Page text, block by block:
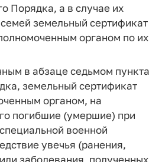
Порядка, а в случае их
земельный сертификат
органом по их
в абзаце седьмом пункта
земельный сертификат
органом, на
погибшие (умершие) при
военной
увечья (ранения,
заболевания, полученных